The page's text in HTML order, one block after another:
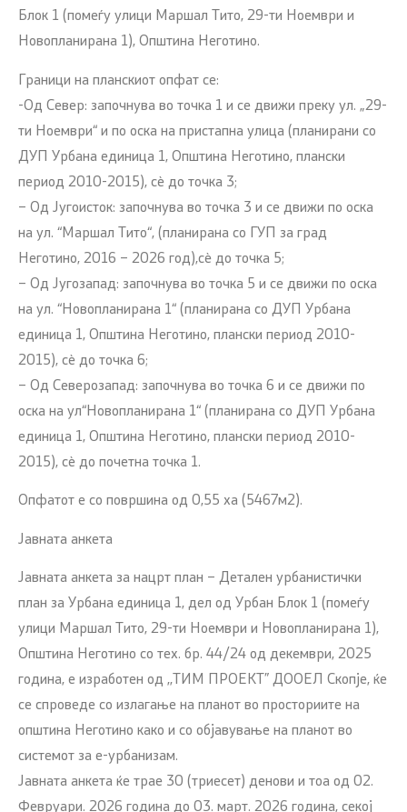
Блок 1 (помеѓу улици Маршал Тито, 29-ти Ноември и
Новопланирана 1), Општина Неготино.
Граници на планскиот опфат се:
-Од Север: започнува во точка 1 и се движи преку ул. „29-
ти Ноември“ и по оска на пристапна улица (планирани со
ДУП Урбана единица 1, Општина Неготино, плански
период 2010-2015), сѐ до точка 3;
– Од Југоисток: започнува во точка 3 и се движи по оска
на ул. “Маршал Тито“, (планирана со ГУП за град
Неготино, 2016 – 2026 год),сѐ до точка 5;
– Од Југозапад: започнува во точка 5 и се движи по оска
на ул. “Новопланирана 1“ (планирана со ДУП Урбана
единица 1, Општина Неготино, плански период 2010-
2015), сѐ до точка 6;
– Од Северозапад: започнува во точка 6 и се движи по
оска на ул“Новопланирана 1“ (планирана со ДУП Урбана
единица 1, Општина Неготино, плански период 2010-
2015), сѐ до почетна точка 1.
Опфатот е со површина од 0,55 ха (5467м2).
Јавната анкета
Јавната анкета за нацрт план – Детален урбанистички
план за Урбана единица 1, дел од Урбан Блок 1 (помеѓу
улици Маршал Тито, 29-ти Ноември и Новопланирана 1),
Општина Неготино со тех. бр. 44/24 од декември, 2025
година, е изработен од ,,ТИМ ПРОЕКТ” ДООЕЛ Скопје, ќе
се спроведе со излагање на планот во просториите на
општина Неготино како и со објавување на планот во
системот за е-урбанизам.
Јавната анкета ќе трае 30 (триесет) денови и тоа од 02.
Февруари. 2026 година до 03. март. 2026 година, секој